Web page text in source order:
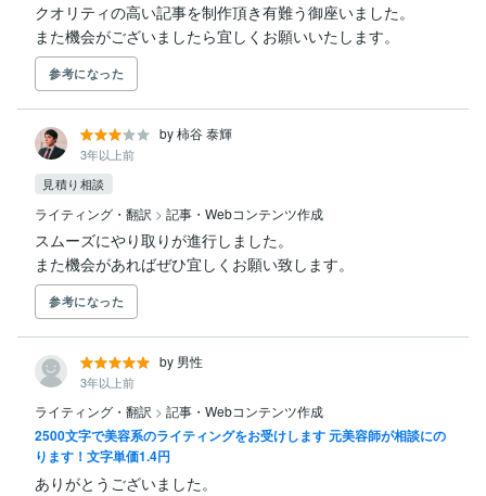
クオリティの高い記事を制作頂き有難う御座いました。
また機会がございましたら宜しくお願いいたします。
参考になった
by 柿谷 泰輝
3年以上前
見積り相談
ライティング・翻訳 > 記事・Webコンテンツ作成
スムーズにやり取りが進行しました。
また機会があればぜひ宜しくお願い致します。
参考になった
by 男性
3年以上前
ライティング・翻訳 > 記事・Webコンテンツ作成
2500文字で美容系のライティングをお受けします 元美容師が相談にの
ります！文字単価1.4円
ありがとうございました。